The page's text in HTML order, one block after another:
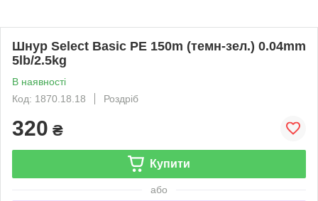
Шнур Select Basic PE 150m (темн-зел.) 0.04mm
5lb/2.5kg
В наявності
Код: 1870.18.18
Роздріб
320 ₴
Купити
або